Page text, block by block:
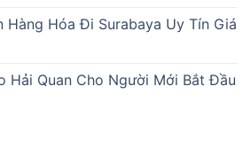
Hàng Hóa Đi Surabaya Uy Tín Giá
Hải Quan Cho Người Mới Bắt Đầu